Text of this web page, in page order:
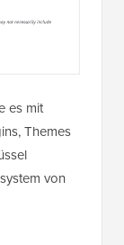
es mit
Themes
von